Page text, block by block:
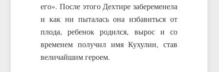
его». После этого Дехтире забеременела
и как ни пыталась она избавиться от
плода, ребенок родился, вырос и со
временем получил имя Кухулин, став
величайшим героем.